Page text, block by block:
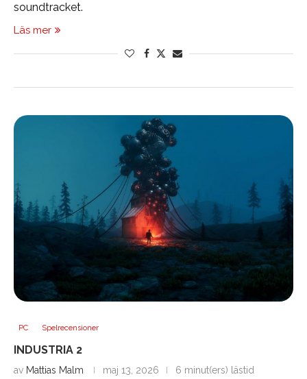
soundtracket.
Läs mer
PC Spelrecensioner
INDUSTRIA 2
av Mattias Malm maj 13, 2026 6 minut(ers) lästid